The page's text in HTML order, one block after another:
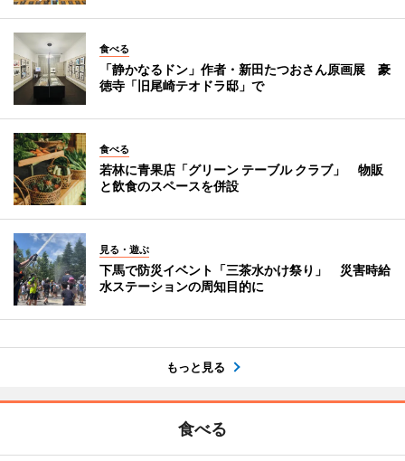
食べる
「静かなるドン」作者・新田たつおさん原画展 豪
徳寺「旧尾崎テオドラ邸」で
食べる
若林に青果店「グリーン テーブル クラブ」 物販
と飲食のスペースを併設
見る・遊ぶ
下馬で防災イベント「三茶水かけ祭り」 災害時給
水ステーションの周知目的に
もっと見る
食べる